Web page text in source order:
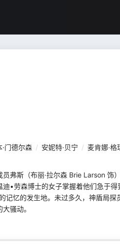
·门德尔森 / 安妮特·贝宁 / 麦肯娜·格
弗斯（布丽·拉尔森 Brie Larson
•劳森博士的女子掌握着他们急于
记忆的发生地。未过多久，神盾局
骚动。